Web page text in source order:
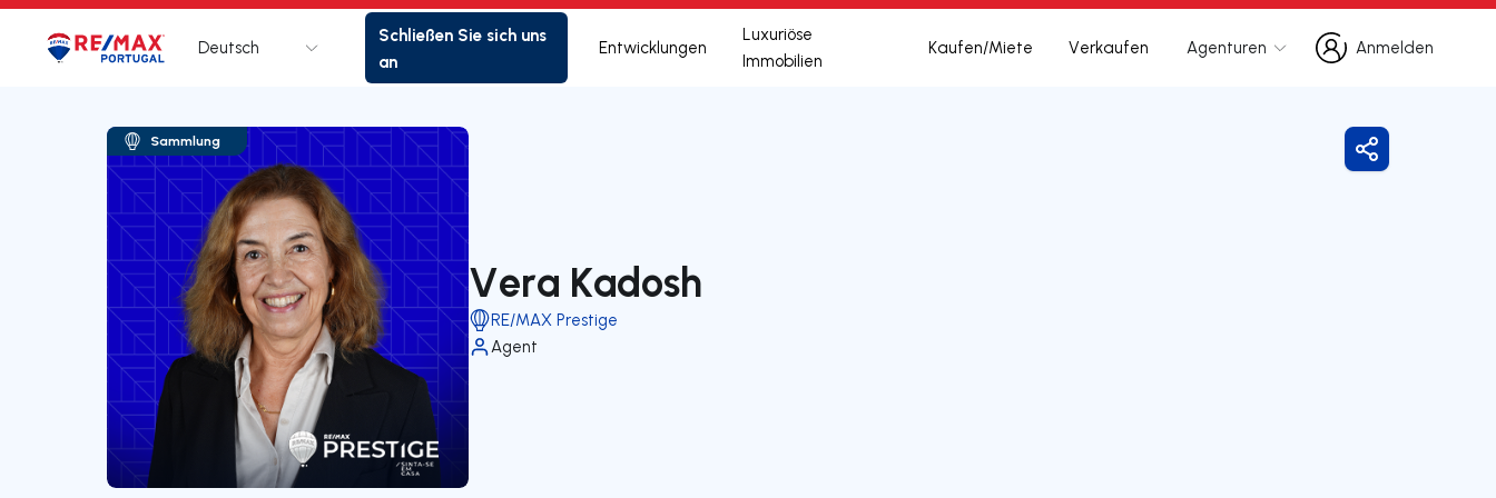
Logo Zur Startseite
Deutsch
Schließen Sie sich uns
an
Entwicklungen
Luxuriöse
Immobilien
Kaufen/Miete Verkaufen Agenturen
Anmelden
Anmelden
Sammlung
Vera Kadosh
RE/MAX Prestige
Agent
Freigeben